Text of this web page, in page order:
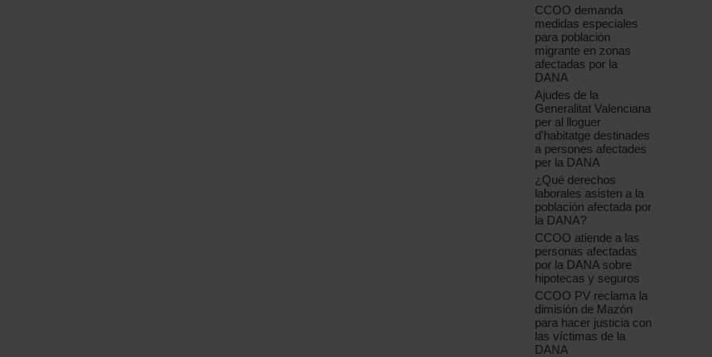
CCOO demanda
medidas especiales
para población
migrante en zonas
afectadas por la
DANA
Ajudes de la
Generalitat Valenciana
per al lloguer
d'habitatge destinades
a persones afectades
per la DANA
¿Qué derechos
laborales asisten a la
población afectada por
la DANA?
CCOO atiende a las
personas afectadas
por la DANA sobre
hipotecas y seguros
CCOO PV reclama la
dimisión de Mazón
para hacer justicia con
las víctimas de la
DANA